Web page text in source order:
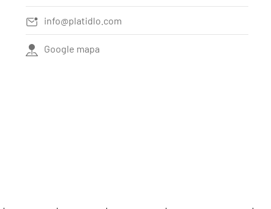
info@platidlo.com
Google mapa